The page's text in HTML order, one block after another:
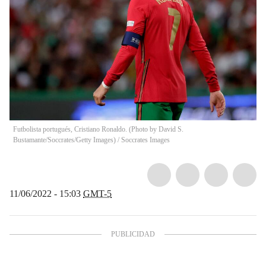
Futbolista portugués, Cristiano Ronaldo. (Photo by David S.
Bustamante/Soccrates/Getty Images) / Soccrates Images
11/06/2022 - 15:03 GMT-5